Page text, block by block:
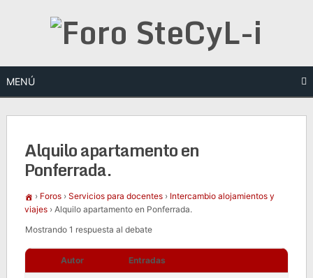
MENÚ
Alquilo apartamento en
Ponferrada.
› Foros › Servicios para docentes › Intercambio alojamientos y
viajes › Alquilo apartamento en Ponferrada.
Mostrando 1 respuesta al debate
Autor Entradas